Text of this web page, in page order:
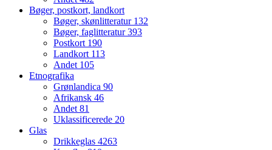
Bøger, postkort, landkort
Bøger, skønlitteratur 132
Bøger, faglitteratur393
Postkort 190
Landkort 113
Andet 105
Etnografika
Grønlandica 90
Afrikansk 46
Andet 81
Uklassificerede 20
Glas
Drikkeglas 4263